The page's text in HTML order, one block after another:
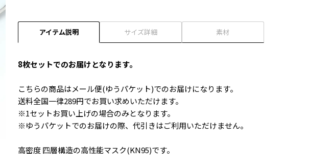
アイテム説明 サイズ詳細 素材
8枚セットでのお届けとなります。
こちらの商品はメール便(ゆうパケット)でのお届けになります。
送料全国一律289円でお買い求めいただけます。
※1セットお買い上げの場合のみとなります。
※ゆうパケットでのお届けの際、代引きはご利用いただけません。
高密度 四層構造の高性能マスク(KN95)です。